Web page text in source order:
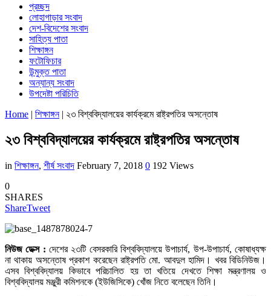
প্রচ্ছদ
লোহাগাড়ার সংবাদ
দেশ-বিদেশের সংবাদ
সাহিত্য পাতা
শিক্ষাঙ্গন
ফটোফিচার
উন্মুক্ত পাতা
অন্যান্য সংবাদ
উপদেষ্টা পরিচিতি
Home | শিক্ষাঙ্গন | ২৩ বিশ্ববিদ্যালয়ের কার্যক্রমে রাষ্ট্রপতির অসন্তোষ
২৩ বিশ্ববিদ্যালয়ের কার্যক্রমে রাষ্ট্রপতির অসন্তোষ
in শিক্ষাঙ্গন, শীর্ষ সংবাদ February 7, 2018 0 192 Views
0
SHARES
ShareTweet
নিউজ ডেক্স : দেশের ২৩টি বেসরকারি বিশ্ববিদ্যালয়ে উপাচার্য, উপ-উপাচার্য, কোষাধ্যক্ষ
না থাকায় অসন্তোষ প্রকাশ করেছেন রাষ্ট্রপতি মো. আবদুল হামিদ। খবর বিডিনিউজ।
এসব বিশ্ববিদ্যালয় কিভাবে পরিচালিত হয় তা খতিয়ে দেখতে শিক্ষা মন্ত্রণালয় ও
বিশ্ববিদ্যালয় মঞ্জুরী কমিশনকে (ইউজিসিকে) খোঁজ নিতে বলেছেন তিনি।